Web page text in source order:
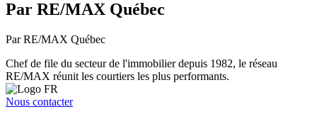
Par RE/MAX Québec
Par RE/MAX Québec
Chef de file du secteur de l'immobilier depuis 1982, le réseau
RE/MAX réunit les courtiers les plus performants.
Nous contacter